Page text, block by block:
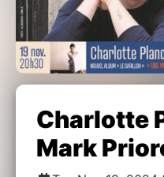
Charlotte
Mark